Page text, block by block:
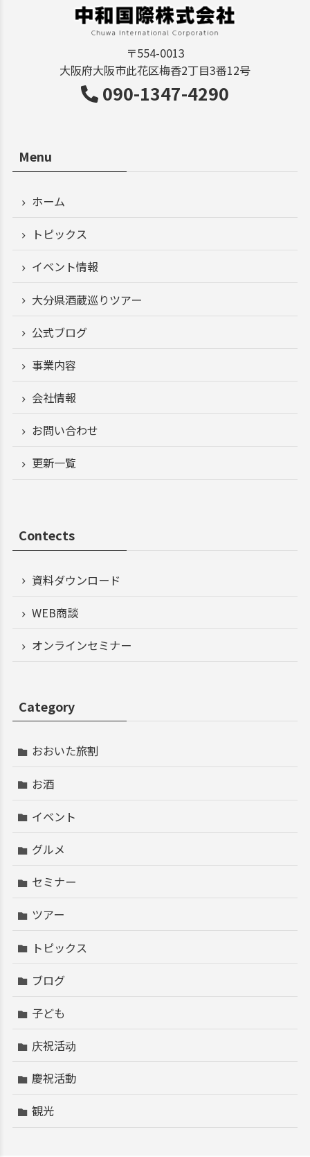
〒554-0013
大阪府大阪市此花区梅香2丁目3番12号
090-1347-4290
Menu
ホーム
トピックス
イベント情報
大分県酒蔵巡りツアー
公式ブログ
事業内容
会社情報
お問い合わせ
更新一覧
Contects
資料ダウンロード
WEB商談
オンラインセミナー
Category
おおいた旅割
お酒
イベント
グルメ
セミナー
ツアー
トピックス
ブログ
子ども
庆祝活动
慶祝活動
観光